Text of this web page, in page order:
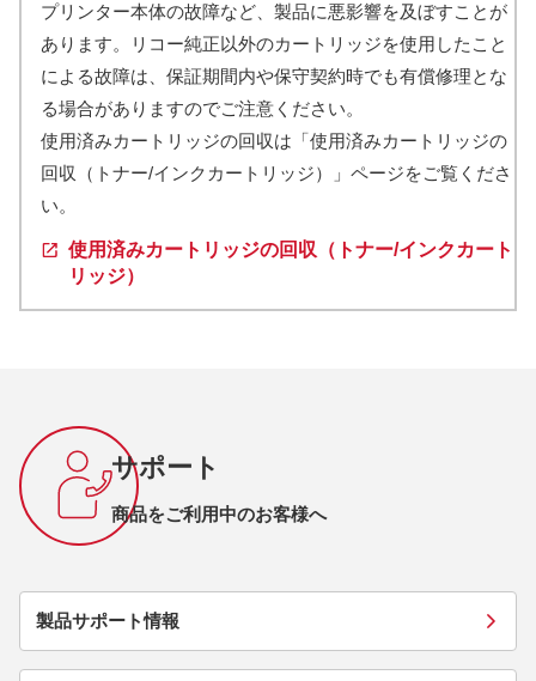
プリンター本体の故障など、製品に悪影響を及ぼすことが
あります。リコー純正以外のカートリッジを使用したこと
による故障は、保証期間内や保守契約時でも有償修理とな
る場合がありますのでご注意ください。
使用済みカートリッジの回収は「使用済みカートリッジの
回収（トナー/インクカートリッジ）」ページをご覧くださ
い。
使用済みカートリッジの回収（トナー/インクカート
リッジ）
サポート
商品をご利用中のお客様へ
製品サポート情報